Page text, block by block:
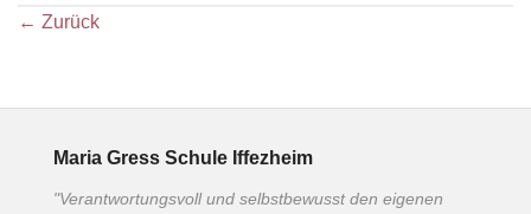
← Zurück
Maria Gress Schule Iffezheim
"Verantwortungsvoll und selbstbewusst den eigenen